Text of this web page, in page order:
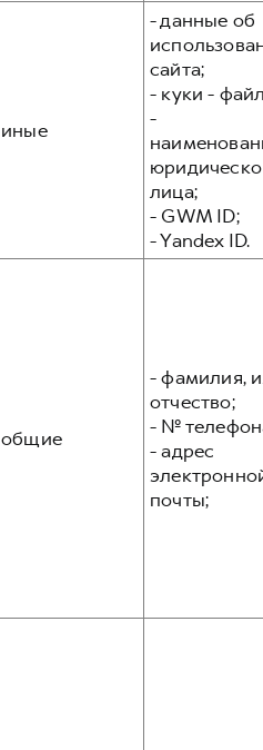
иные
- данные об
сайта;
- куки -
-
лица;
- GWM ID;
- Yandex ID.
общие
- фамилия,
отчество;
- №
- адрес
почты;